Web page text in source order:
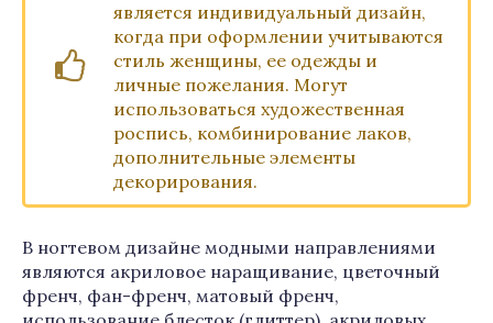
является индивидуальный дизайн,
когда при оформлении учитываются
стиль женщины, ее одежды и
личные пожелания. Могут
использоваться художественная
роспись, комбинирование лаков,
дополнительные элементы
декорирования.
В ногтевом дизайне модными направлениями
являются акриловое наращивание, цветочный
френч, фан-френч, матовый френч,